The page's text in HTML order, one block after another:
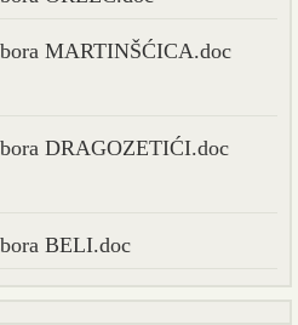
MARTINŠĆICA.doc
DRAGOZETIĆI.doc
BELI.doc